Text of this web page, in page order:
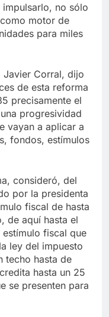
no sólo
motor de
para miles
Javier Corral, dijo
de esta reforma
precisamente el
progresividad
vayan a aplicar a
fondos, estímulos
consideró, del
por la presidenta
fiscal de hasta
de aquí hasta el
fiscal que
ley del impuesto
techo hasta de
hasta un 25
se presenten para